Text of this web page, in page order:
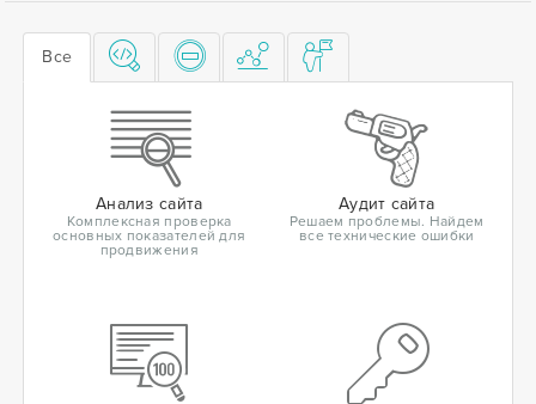
Все
Анализ сайта
Комплексная проверка
основных показателей для
продвижения
Аудит сайта
Решаем проблемы. Найдем
все технические ошибки